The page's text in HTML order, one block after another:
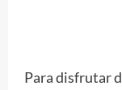
Para disfrutar